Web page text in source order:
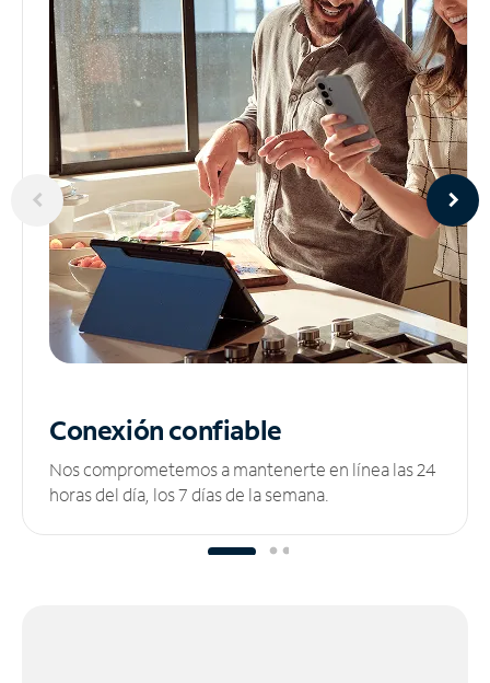
Conexión confiable
Nos comprometemos a mantenerte en línea las 24
horas del día, los 7 días de la semana.